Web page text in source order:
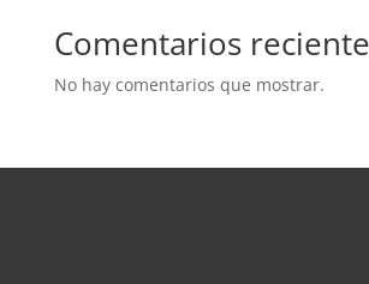
Comentarios
No hay comentarios que mostrar.